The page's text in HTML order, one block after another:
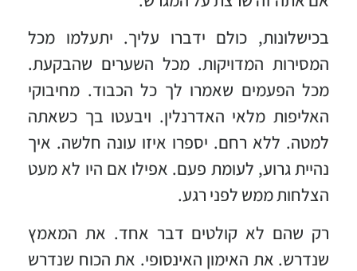
בכישלונות, כולם ידברו עליך. יתעלמו מכל
המסירות המדויקות. מכל השערים שהבקעת.
מכל הפעמים שאמרו לך כל הכבוד. מחיבוקי
האליפות מלאי האדרנלין. ויבעטו בך כשאתה
למטה. ללא רחם. יספרו איזו עונה חלשה. איך
נהיית גרוע, לעומת פעם. אפילו אם היו לא מעט
הצלחות ממש לפני רגע.
רק שהם לא קולטים דבר אחד. את המאמץ
שנדרש. את האימון האינסופי. את הכוח שנדרש